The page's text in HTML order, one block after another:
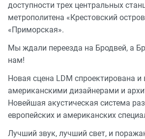
доступности трех центральных
метрополитена «Крестовский
«Приморская».
Мы ждали переезда на Бродвей, а
нам!
Новая сцена LDM спроектирована и
американскими дизайнерами и
Новейшая акустическая система
европейских и американских
Лучший звук, лучший свет, и